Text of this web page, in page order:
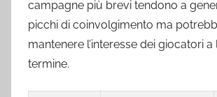
campagne più brevi tendono a
picchi di coinvolgimento ma
mantenere l’interesse dei giocatori a
termine.